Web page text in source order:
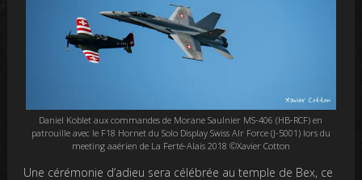
Daniel Koblet aux commandes de Morane Saulnier MS-406 (HB-RCF) en
patrouille avec le F18 Hornet du Solo Display Swiss AIr Force (J-5001) lors du
meeting aaérien de La Ferté-Alais 2018 ©Xavier Cotton
Une cérémonie d’adieu sera célébrée au temple de Bex, ce